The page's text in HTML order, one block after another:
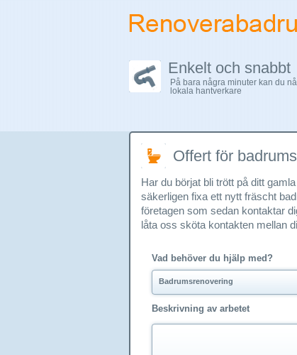
Enkelt och snabbt
På bara några minuter kan du nå
lokala hantverkare
Offert för
Har du börjat bli trött på ditt
säkerligen fixa ett nytt fräscht
företagen som sedan kontaktar
låta oss sköta kontakten mellan
Vad behöver du hjälp med?
Badrumsrenovering
Beskrivning av arbetet